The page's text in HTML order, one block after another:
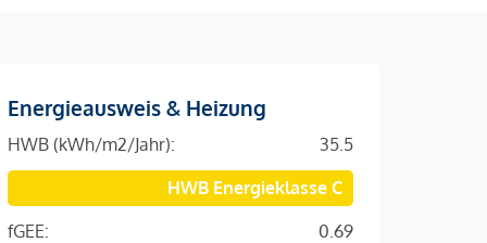
Energieausweis & Heizung
HWB (kWh/m2/Jahr):
35.5
HWB Energieklasse C
fGEE:
0.69